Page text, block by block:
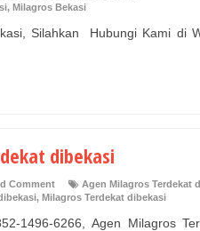
, Milagros Bekasi
Silahkan Hubungi Kami di
dibekasi
Comment Agen Milagros Terdekat
, Milagros Terdekat dibekasi
1496-6266, Agen Milagros